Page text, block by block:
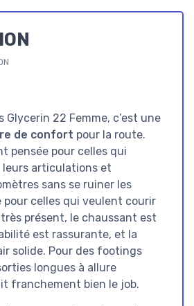
Glycerin 22 Femme, c’est une
de confort pour la route.
pensée pour celles qui
articulations et
sans se ruiner les
pour celles qui veulent courir
présent, le chaussant est
est rassurante, et la
solide. Pour des footings
longues à allure
franchement bien le job.